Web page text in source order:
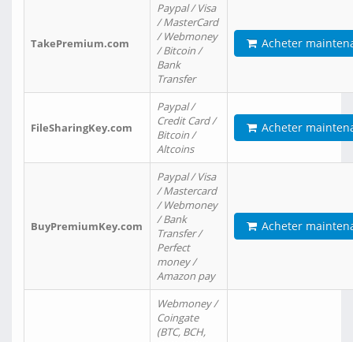
TakePremium.com
Paypal / Visa
/ MasterCard
/ Webmoney
/ Bitcoin /
Bank
Transfer
Acheter
FileSharingKey.com
Paypal /
Credit Card /
Bitcoin /
Altcoins
Acheter
BuyPremiumKey.com
Paypal / Visa
/ Mastercard
/ Webmoney
/ Bank
Transfer /
Perfect
money /
Amazon pay
Acheter
Webmoney /
Coingate
(BTC, BCH,